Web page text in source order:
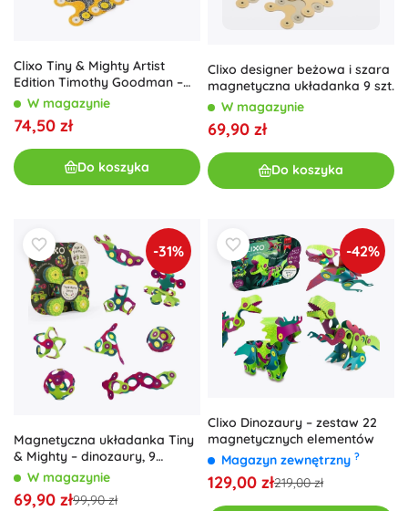
Clixo Tiny & Mighty Artist
Edition Timothy Goodman –
magnetyczna układanka
konstrukcyjna, 9 elementów
W magazynie
74,50 zł
Do koszyka
Clixo designer beżowa i szara
magnetyczna układanka 9 szt.
W magazynie
69,90 zł
Do koszyka
-31%
Magnetyczna układanka Tiny
& Mighty – dinozaury, 9
elementów
W magazynie
69,90 zł99,90 zł
-42%
Clixo Dinozaury – zestaw 22
magnetycznych elementów
Magazyn zewnętrzny ?
129,00 zł219,00 zł